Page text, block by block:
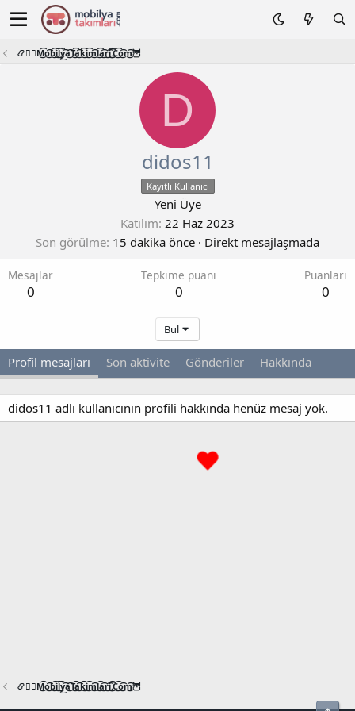
📿🧙‍♂️M͜͡o͜͡b͜͡i͜͡l͜͡y͜͡a͜͡T͜͡a͜͡k͜͡i͜͡m͜͡l͜͡a͜͡r͜͡i͜͡.͜͡C͜͡o͜͡m͜͡🦉
D
didos11
Kayıtlı Kullanıcı
Yeni Üye
Katılım 22 Haz 2023
Son görülme 15 dakika önce · Direkt mesajlaşmada
Mesajlar
0
Tepkime puanı
0
Puanları
0
Bul
Profil mesajları Son aktivite Gönderiler Hakkında
didos11 adlı kullanıcının profili hakkında henüz mesaj yok.
📿🧙‍♂️M͜͡o͜͡b͜͡i͜͡l͜͡y͜͡a͜͡T͜͡a͜͡k͜͡i͜͡m͜͡l͜͡a͜͡r͜͡i͜͡.͜͡C͜͡o͜͡m͜͡🦉